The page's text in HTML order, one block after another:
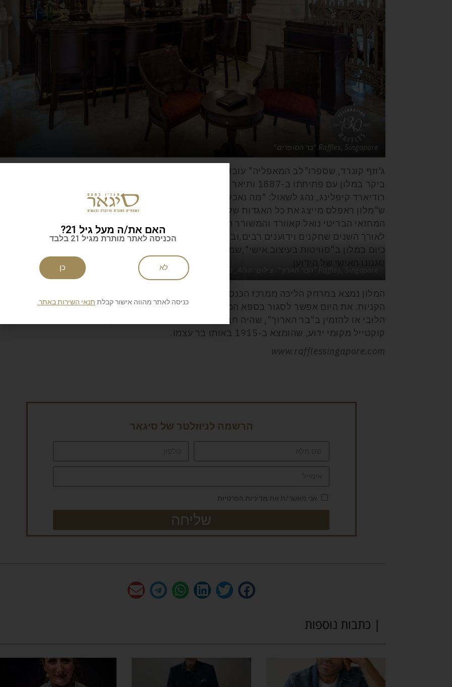
Raffles, Singapore "בר הסופרים"
ג'וזף קונרד, שספרו"לב המאפליה" עובד על ידי פרנסיס פורד קופולה לסרט"אפוקליפסה עכשיו",
ביקר במלון עם פתיחתו ב-1887 ותיאר אותו:"הוא אוורירי כמו כלוב ציפורים".אורח קבוע אחר,
רודיארד קיפלינג, נהג לשאול: "מה נאכל בראפלס?", והמחזאי והסופר הבריטי סומרסט מוהם טען
ש"מלון ראפלס מייצג את כל האגדות של המזרח האקזוטי".גם הסופר הצרפתי אנדרה מאלרו,
המחזאי הבריטי נואל קאוורד והמשורר הצ'יליאני פבלו נרודה אהבו את המלון, מה שמשך אליו
לאורך השנים שחקנים וידוענים רבים,ובהם צ'רלי צ'פלין, ג'ון וויין ואווהגרדנר. כמה מהם מוזכרים
כיום במלון ב"סוויטות בעיצוב אישי",שמציעות את מיטב הפאר והפינוקים כשהם מוגשים בהשראת
המלון נמצא במרחק הליכה ממרכז הכנסים והתערוכות הבינלאומי של סינגפור ודקות נסיעה מרובע
הקניות. את היום אפשר לסגור בספא המשודרג, ולאחר מכן לשתות כוסית ב"בר הסופרים" ליד
הלובי או להזמין ב"בר הארוך", שהיה חביב במיוחד על סומרסט מוהם, את ה"סינגפור סלינג"–
קוקטייל מקומי ידוע, שהומצא ב-1915 באותו בר עצמו.
www.rafflessingapore.com
הרשמה לניוזלטר של סיגאר
אני מאשר/ת את מדיניות הפרטיות
שליחה
| כתבות נוספות
האם את/ה מעל גיל 21?
הכניסה לאתר מותרת מגיל 21 בלבד
לא כן
כניסה לאתר מהווה אישור קבלת תנאי השירות באתר.